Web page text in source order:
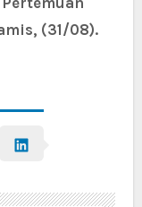
(31/08).